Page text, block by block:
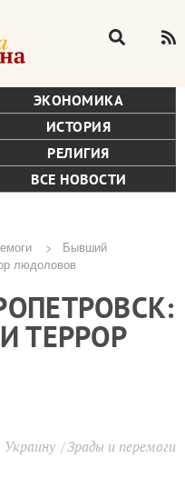
ЭКОНОМИКА
ИСТОРИЯ
РЕЛИГИЯ
ВСЕ НОВОСТИ
Бывший
людоловов
ТЕРРОР
Зрады и перемоги